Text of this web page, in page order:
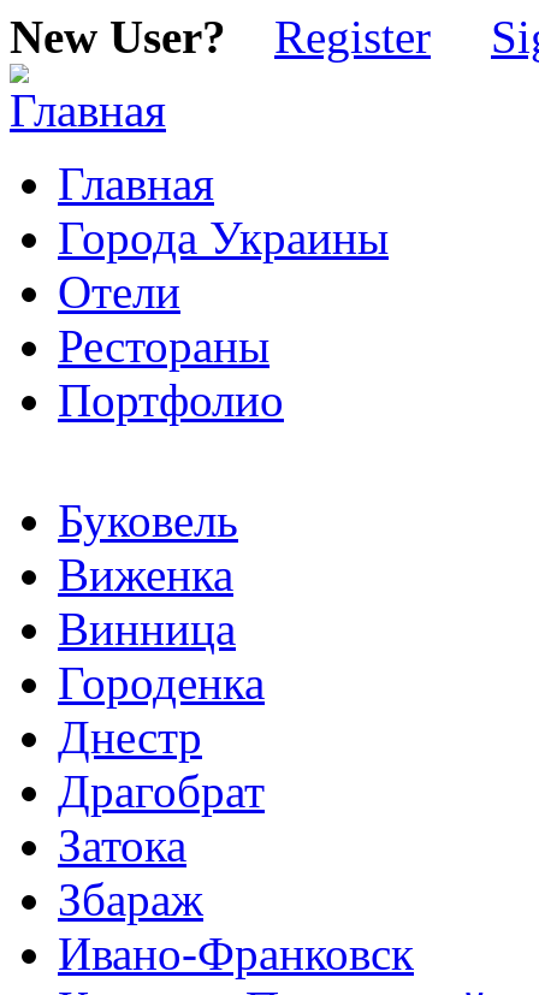
New User? Register
Главная
Города Украины
Отели
Рестораны
Портфолио
Буковель
Виженка
Винница
Городенка
Днестр
Драгобрат
Затока
Збараж
Ивано-Франковск